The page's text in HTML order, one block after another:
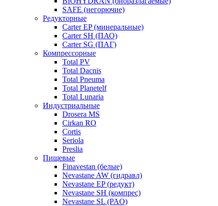
SAFE (негорючие)
Редукторные
Carter EP (минеральные)
Carter SH (ПАО)
Carter SG (ПАГ)
Компрессорные
Total PV
Total Dacnis
Total Pneuma
Total Planetelf
Total Lunaria
Индустриальные
Drosera MS
Cirkan RO
Cortis
Seriola
Preslia
Пищевые
Finavestan (белые)
Nevastane AW (гидравл)
Nevastane EP (редукт)
Nevastane SH (компрес)
Nevastane SL (PAO)